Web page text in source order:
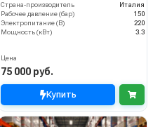
Страна-производитель
Италия
Рабочее давление (бар)
150
Электропитание (В)
220
Мощность (кВт)
3.3
Цена
75 000 руб.
Купить